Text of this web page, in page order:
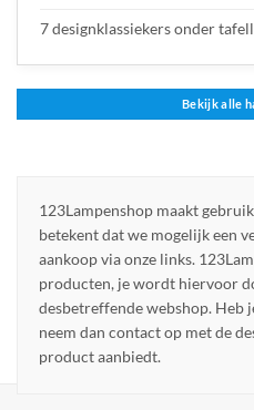
7 designklassiekers onder
Bekijk alle
123Lampenshop maakt
betekent dat we mogelijk een
aankoop via onze links.
producten, je wordt hiervoor
desbetreffende webshop. Heb
neem dan contact op met de
product aanbiedt.